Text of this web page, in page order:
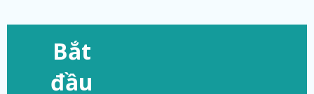
Bắt
đầu